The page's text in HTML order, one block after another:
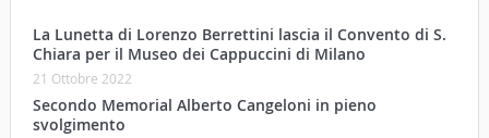
La Lunetta di Lorenzo Berrettini lascia il Convento di S.
Chiara per il Museo dei Cappuccini di Milano
21 Ottobre 2022
Secondo Memorial Alberto Cangeloni in pieno
svolgimento